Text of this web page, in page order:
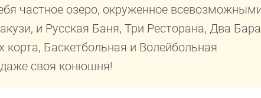
частное озеро, окруженное
и Русская Баня, Три Ресторана, Два
Баскетбольная и Волейбольная
своя конюшня!